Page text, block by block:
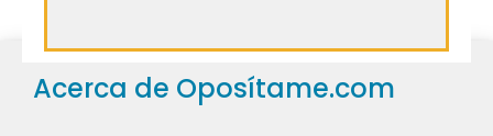
Acerca de Oposítame.com